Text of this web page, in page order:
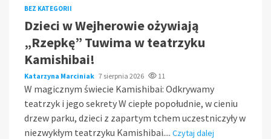
BEZ KATEGORII
Dzieci w Wejherowie ożywiają
„Rzepkę” Tuwima w teatrzyku
Kamishibai!
Katarzyna Marciniak 7 sierpnia 2026 11
W magicznym świecie Kamishibai: Odkrywamy
teatrzyk i jego sekrety W ciepłe popołudnie, w cieniu
drzew parku, dzieci z zapartym tchem uczestniczyły w
niezwykłym teatrzyku Kamishibai.... Czytaj dalej